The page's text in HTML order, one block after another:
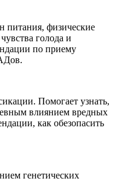
питания, физические
голода и
по приему
Помогает узнать,
влиянием вредных
как обезопасить
генетических